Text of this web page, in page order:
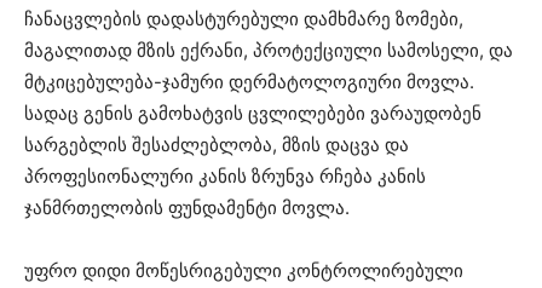
ჩანაცვლების დადასტურებული დამხმარე ზომები,
მაგალითად მზის ექრანი, პროტექციული სამოსელი, და
მტკიცებულება-ჯამური დერმატოლოგიური მოვლა.
სადაც გენის გამოხატვის ცვლილებები ვარაუდობენ
სარგებლის შესაძლებლობა, მზის დაცვა და
პროფესიონალური კანის ზრუნვა რჩება კანის
ჯანმრთელობის ფუნდამენტი მოვლა.
უფრო დიდი მოწესრიგებული კონტროლირებული